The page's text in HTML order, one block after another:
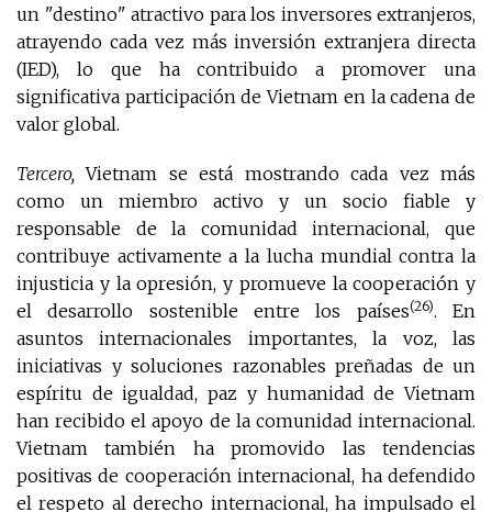
un "destino" atractivo para los inversores extranjeros,
atrayendo cada vez más inversión extranjera directa
(IED), lo que ha contribuido a promover una
significativa participación de Vietnam en la cadena de
valor global.
Tercero, Vietnam se está mostrando cada vez más
como un miembro activo y un socio fiable y
responsable de la comunidad internacional, que
contribuye activamente a la lucha mundial contra la
injusticia y la opresión, y promueve la cooperación y
el desarrollo sostenible entre los países(26). En
asuntos internacionales importantes, la voz, las
iniciativas y soluciones razonables preñadas de un
espíritu de igualdad, paz y humanidad de Vietnam
han recibido el apoyo de la comunidad internacional.
Vietnam también ha promovido las tendencias
positivas de cooperación internacional, ha defendido
el respeto al derecho internacional, ha impulsado el